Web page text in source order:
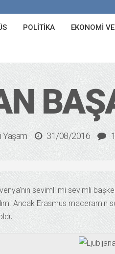
POLITIKA EKONOMI
Yaşam 31/08/2016 1
sevimli mi sevimli
Ancak Erasmus maceramın